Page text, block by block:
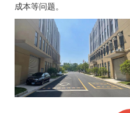
成本等问题。